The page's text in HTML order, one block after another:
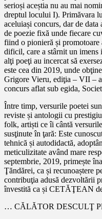
serioși aceștia nu au mai
dreptul locului I). Primăvara
aceluiași concurs, dar de
de poezie fixă unde fiecare
fiind o pionieră și promotoare
dificil, care a stârnit un imens
alţi poeţi au incercat să
este cea din 2019, unde
Grigore Vieru, ediţia – VII –
concurs aflat sub egida,
Între timp, versurile poetei
reviste și antologii cu
folk, artiști ce îi cântă
susţinute în ţară: Este
tehnică și autodidactă,
meticulizitate având mare
septembrie, 2019, primește
Ţăndărei, ca și recunoaștere
contribuţia adusă dezvoltării
învestită ca și CETĂŢEAN
… CĂLĂTOR DESCULŢ